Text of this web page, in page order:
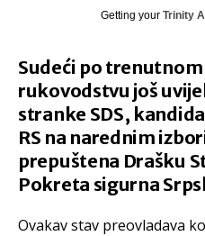
Getting your Trinity
Sudeći po
rukovodstvu još
stranke SDS,
RS na narednim
prepuštena Drašku
Pokreta sigurna
Ovakav stav preovladava